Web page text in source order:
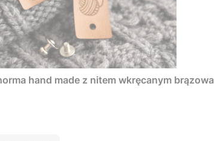
hand made z nitem wkręcanym brązowa